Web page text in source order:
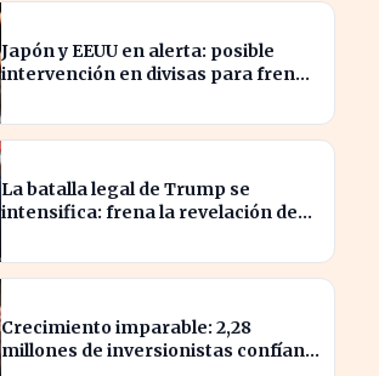
Japón y EEUU en alerta: posible
intervención en divisas para frenar
La batalla legal de Trump se
intensifica: frena la revelación de
Crecimiento imparable: 2,28
millones de inversionistas confían